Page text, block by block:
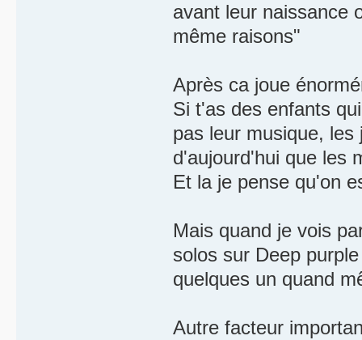
avant leur naissance
même raisons"
Après ca joue
Si t'as des enfants
pas leur musique,
d'aujourd'hui que les
Et la je pense qu'on
Mais quand je vois
solos sur Deep
quelques un quand
Autre facteur